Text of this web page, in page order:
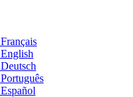
Français
English
Deutsch
Português
Español